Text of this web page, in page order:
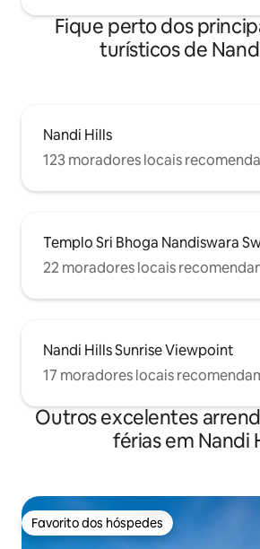
Fique perto dos
turísticos de
Nandi Hills
123 moradores locais
Templo Sri Bhoga Nandiswara
22 moradores locais
Nandi Hills Sunrise Viewpoint
17 moradores locais
Outros excelentes
férias em Nandi
Favorito dos hóspedes
Favorito dos hóspedes